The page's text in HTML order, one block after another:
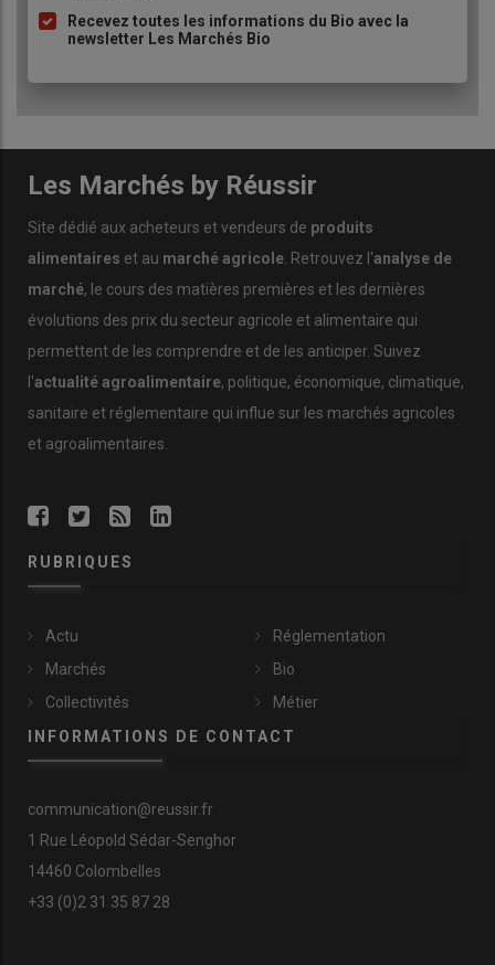
Recevez toutes les informations du Bio avec la
newsletter Les Marchés Bio
Les Marchés by Réussir
Site dédié aux acheteurs et vendeurs de produits
alimentaires et au marché agricole. Retrouvez l'analyse de
marché, le cours des matières premières et les dernières
évolutions des prix du secteur agricole et alimentaire qui
permettent de les comprendre et de les anticiper. Suivez
l'actualité agroalimentaire, politique, économique, climatique,
sanitaire et réglementaire qui influe sur les marchés agricoles
et agroalimentaires.
RUBRIQUES
Actu
Marchés
Collectivités
Réglementation
Bio
Métier
INFORMATIONS DE CONTACT
communication@reussir.fr
1 Rue Léopold Sédar-Senghor
14460 Colombelles
+33 (0)2 31 35 87 28